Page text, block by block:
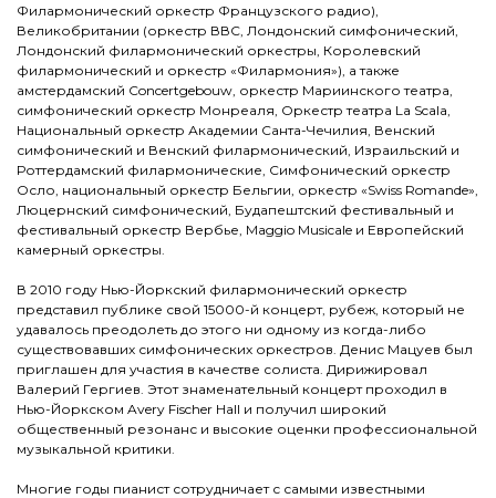
Филармонический оркестр Французского радио),
Великобритании (оркестр ВВС, Лондонский симфонический,
Лондонский филармонический оркестры, Королевский
филармонический и оркестр «Филармония»), а также
амстердамский Concertgebouw, оркестр Мариинского театра,
симфонический оркестр Монреаля, Оркестр театра La Scala,
Национальный оркестр Академии Санта-Чечилия, Венский
симфонический и Венский филармонический, Израильский и
Роттердамский филармонические, Симфонический оркестр
Осло, национальный оркестр Бельгии, оркестр «Swiss Romande»,
Люцернский симфонический, Будапештский фестивальный и
фестивальный оркестр Вербье, Maggio Musicale и Европейский
камерный оркестры.
В 2010 году Нью-Йоркский филармонический оркестр
представил публике свой 15000-й концерт, рубеж, который не
удавалось преодолеть до этого ни одному из когда-либо
существовавших симфонических оркестров. Денис Мацуев был
приглашен для участия в качестве солиста. Дирижировал
Валерий Гергиев. Этот знаменательный концерт проходил в
Нью-Йоркском Avery Fischer Hall и получил широкий
общественный резонанс и высокие оценки профессиональной
музыкальной критики.
Многие годы пианист сотрудничает с самыми известными